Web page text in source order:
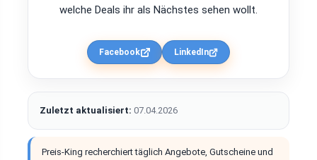
welche Deals ihr als Nächstes sehen wollt.
Facebook LinkedIn
Zuletzt aktualisiert: 07.04.2026
Preis-King recherchiert täglich Angebote, Gutscheine und